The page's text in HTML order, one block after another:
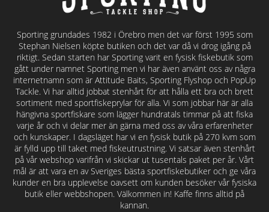
Sporting grundades 1982 i Örebro men det var först 1995 som
Stephan Nielsen köpte butiken och det var då vi drog igång på
riktigt. Sedan starten har Sporting varit en fysisk fiskebutik som
gått under namnet Sporting men vi har även använt oss av några
internetnamn som är Attitude Baits, Sporting Flyshop och PopUp
Tackle. Vi har alltid jobbat stenhårt för att hålla ett bra och brett
sortiment med sportfiskeprylar för alla. Vi som jobbar här är alla
hängivna sportfiskare som lägger hundratals timmar på att fiska
varje år och vi delar mer än gärna med oss av våra erfarenheter
och kunskaper. I dagsläget har vi en fysisk butik på 270 kvm som
är fylld upp till taket med fiskeutrustning. Vi satsar även stenhårt
på vår webshop varifrån vi skickar ut tusentals paket per år. Vårt
mål är att vara en av Sveriges bästa sportfiskebutiker och ge våra
kunder en bra upplevelse oavsett om kunden besöker vår fysiska
butik eller webbshopen. Välkommen in! Kaffe finns alltid på
kannan.